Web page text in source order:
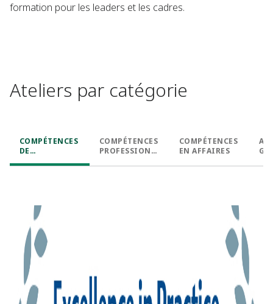
formation pour les leaders et les cadres.
Ateliers par catégorie
COMPÉTENCES
DE
COMPÉTENCES
PROFESSIONN
COMPÉTENCES
EN AFFAIRES
GE